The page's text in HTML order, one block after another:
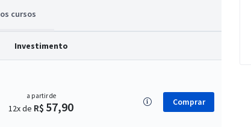
os cursos
Investimento
a partir de
12x de R$ 57,90 Comprar